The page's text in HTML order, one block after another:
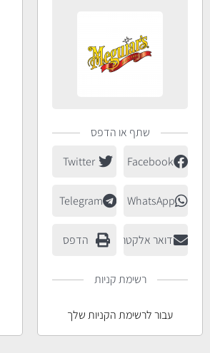
שתף או הדפס
Facebook
Twitter
WhatsApp
Telegram
דואר אלקטרוני הדפס
רשימת קניות
עבור לרשימת הקניות שלך